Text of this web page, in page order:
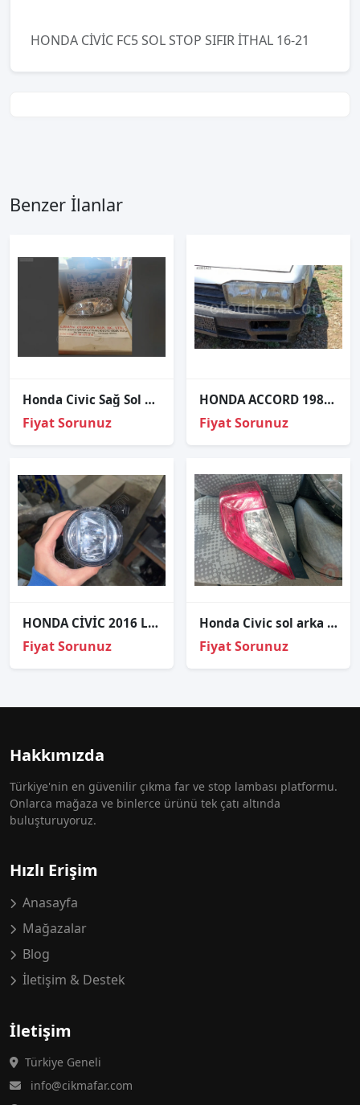
HONDA CİVİC FC5 SOL STOP SIFIR İTHAL 16-21
Benzer İlanlar
Honda Civic Sağ Sol Far -1999-2001- adet Fiyat
Fiyat Sorunuz
HONDA ACCORD 1985 SOL FAR SİNYAL
Fiyat Sorunuz
HONDA CİVİC 2016 LEDLİ SAĞ SİS FAR
Fiyat Sorunuz
Honda Civic sol arka stop 2016-2022
Fiyat Sorunuz
Hakkımızda
Türkiye'nin en güvenilir çıkma far ve stop lambası platformu.
Onlarca mağaza ve binlerce ürünü tek çatı altında
buluşturuyoruz.
Hızlı Erişim
Anasayfa
Mağazalar
Blog
İletişim & Destek
İletişim
Türkiye Geneli
info@cikmafar.com